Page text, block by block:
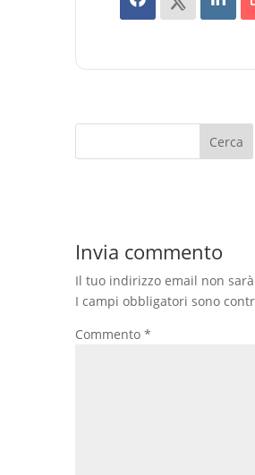
Cerca
Invia commento
Il tuo indirizzo email non
I campi obbligatori sono
Commento *